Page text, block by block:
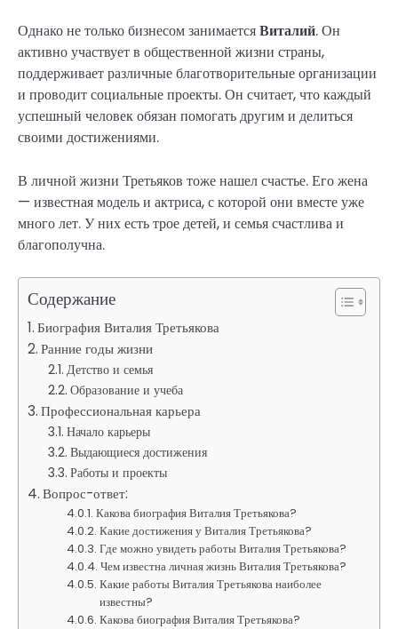
Однако не только бизнесом занимаетсяВиталий. Он
активно участвует в общественной жизни страны,
поддерживает различные благотворительные организации
и проводит социальные проекты. Он считает, что каждый
успешный человек обязан помогать другим и делиться
своими достижениями.
В личной жизни Третьяков тоже нашел счастье. Его жена
— известная модель и актриса, с которой они вместе уже
много лет. У них есть трое детей, и семья счастлива и
благополучна.
Содержание
Биография Виталия Третьякова
Ранние годы жизни
Детство и семья
Образование и учеба
Профессиональная карьера
Начало карьеры
Выдающиеся достижения
Работы и проекты
Вопрос-ответ:
Какова биография Виталия Третьякова?
Какие достижения у Виталия Третьякова?
Где можно увидеть работы Виталия Третьякова?
Чем известна личная жизнь Виталия Третьякова?
Какие работы Виталия Третьякова наиболее
известны?
Какова биография Виталия Третьякова?